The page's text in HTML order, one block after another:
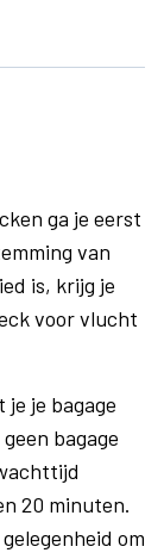
ga je eerst
van
is, krijg je
voor vlucht
je bagage
bagage
20 minuten.
om